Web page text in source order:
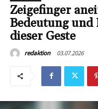
Zeigefinger
Bedeutung
dieser Geste
redaktion 03.07.2026